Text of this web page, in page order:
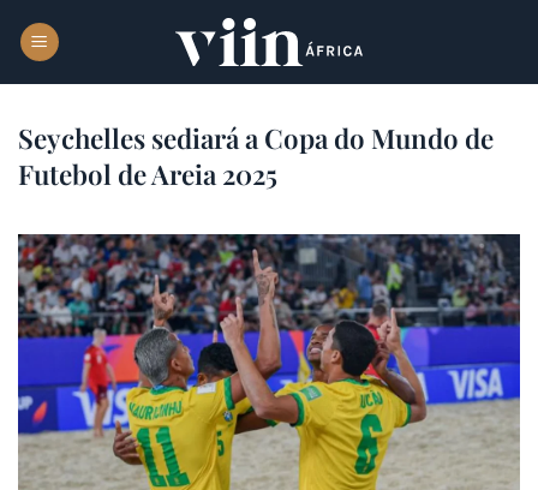
Seychelles sediará a Copa do Mundo de
Futebol de Areia 2025